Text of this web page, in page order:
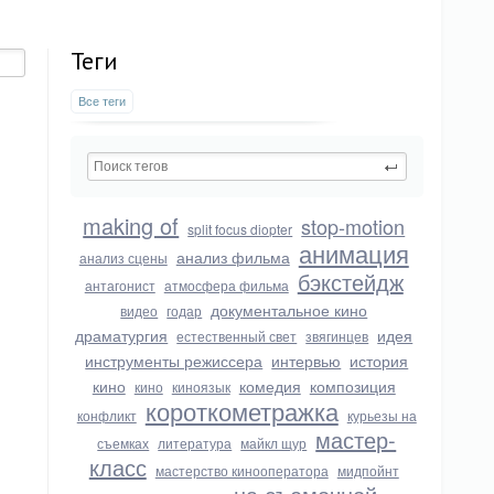
Теги
Все теги
making of split focus diopter stop-motion
анализ сцены анализ фильма анимация
антагонист атмосфера фильма бэкстейдж
видео годар документальное кино
драматургия естественный свет звягинцев идея
инструменты режиссера интервью история
кино кино киноязык комедия композиция
конфликт короткометражка курьезы на
съемках литература майкл щур мастер-
класс мастерство кинооператора мидпойнт